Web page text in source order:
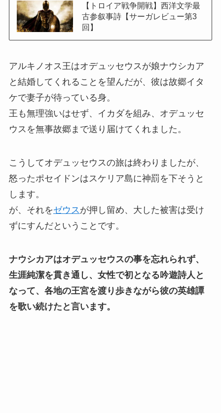
【トロイア戦争開戦】西洋文学最
古参叙事詩【サーガレビュー第3
回】
アルキノオス王はオデュッセウスが娘ナウシカア
と結婚してくれることを望んだが、彼は故郷イタ
ケで妻子が待っている身。
王も無理強いはせず、イカダを組み、オデュッセ
ウスを無事故郷まで送り届けてくれました。
こうしてオデュッセウスの旅は終わりましたが、
怒ったポセイドンはスケリア島に神罰を下そうと
します。
が、それをゼウス が押し留め、大した被害は受け
ずにすんだということです。
ナウシカアはオデュッセウスの事を忘れられず、
生涯純潔を貫き通し、女性で初となる吟遊詩人と
なって、各地の王宮を渡り歩きながら彼の英雄譚
を歌い続けたと言います。